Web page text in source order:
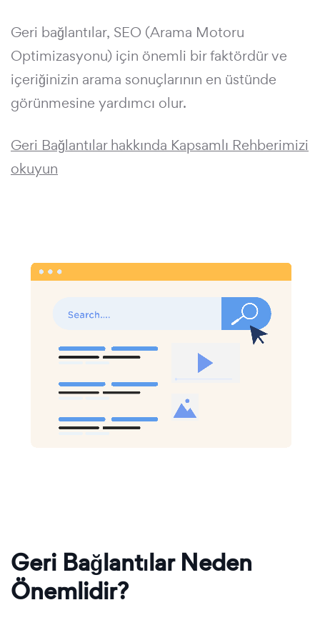
Geri bağlantılar, SEO (Arama Motoru
Optimizasyonu) için önemli bir faktördür ve
içeriğinizin arama sonuçlarının en üstünde
görünmesine yardımcı olur.
Geri Bağlantılar hakkında Kapsamlı Rehberimizi
okuyun
Geri Bağlantılar Neden
Önemlidir?